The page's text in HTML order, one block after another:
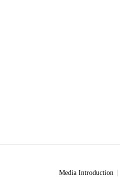
Media Introduction